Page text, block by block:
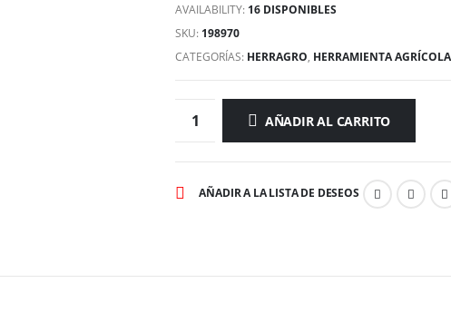
AVAILABILITY: 16 DISPONIBLES
SKU: 198970
CATEGORÍAS: HERRAGRO, HERRAMIENTA AGRÍCOLA
AÑADIR AL CARRITO
AÑADIR A LA LISTA DE DESEOS